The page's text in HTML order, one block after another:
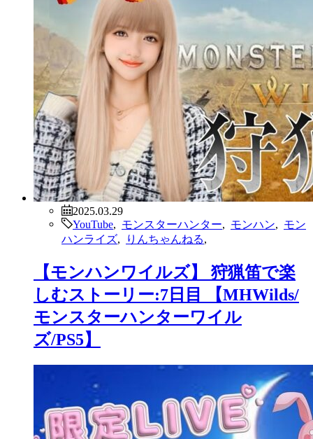
2025.03.29
YouTube
モンスターハンター モンハン
モン
ハンライズ
りんちゃんねる
【モンハンワイルズ】 狩猟笛で楽
しむストーリー:7日目 【MHWilds/
モンスターハンターワイル
ズ/PS5】